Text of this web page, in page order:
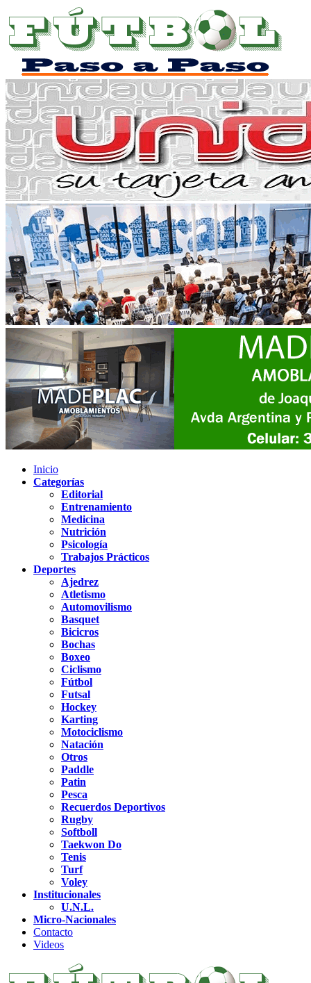
Inicio
Categorías
Editorial
Entrenamiento
Medicina
Nutrición
Psicología
Trabajos Prácticos
Deportes
Ajedrez
Atletismo
Automovilismo
Basquet
Bicicros
Bochas
Boxeo
Ciclismo
Fútbol
Futsal
Hockey
Karting
Motociclismo
Natación
Otros
Paddle
Patin
Pesca
Recuerdos Deportivos
Rugby
Softboll
Taekwon Do
Tenis
Turf
Voley
Institucionales
U.N.L.
Micro-Nacionales
Contacto
Videos